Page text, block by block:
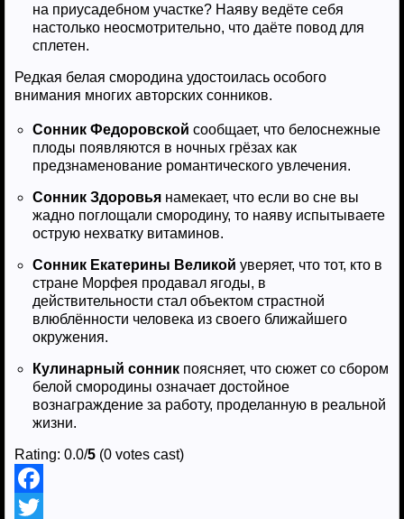
на приусадебном участке? Наяву ведёте себя
настолько неосмотрительно, что даёте повод для
сплетен.
Редкая белая смородина удостоилась особого
внимания многих авторских сонников.
Сонник Федоровской сообщает, что белоснежные
плоды появляются в ночных грёзах как
предзнаменование романтического увлечения.
Сонник Здоровья намекает, что если во сне вы
жадно поглощали смородину, то наяву испытываете
острую нехватку витаминов.
Сонник Екатерины Великой уверяет, что тот, кто в
стране Морфея продавал ягоды, в
действительности стал объектом страстной
влюблённости человека из своего ближайшего
окружения.
Кулинарный сонник поясняет, что сюжет со сбором
белой смородины означает достойное
вознаграждение за работу, проделанную в реальной
жизни.
Rating: 0.0/5 (0 votes cast)
F